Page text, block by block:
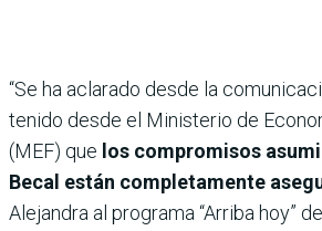
“Se ha aclarado desde la
tenido desde el Ministerio de
(MEF) que los compromisos
Becal están completamente
Alejandra al programa “Arriba hoy”